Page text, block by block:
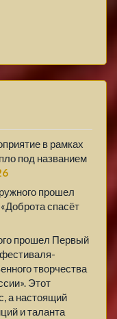
в рамках
под названием
прошел
спасёт
прошел Первый
творчества
Этот
а настоящий
и таланта